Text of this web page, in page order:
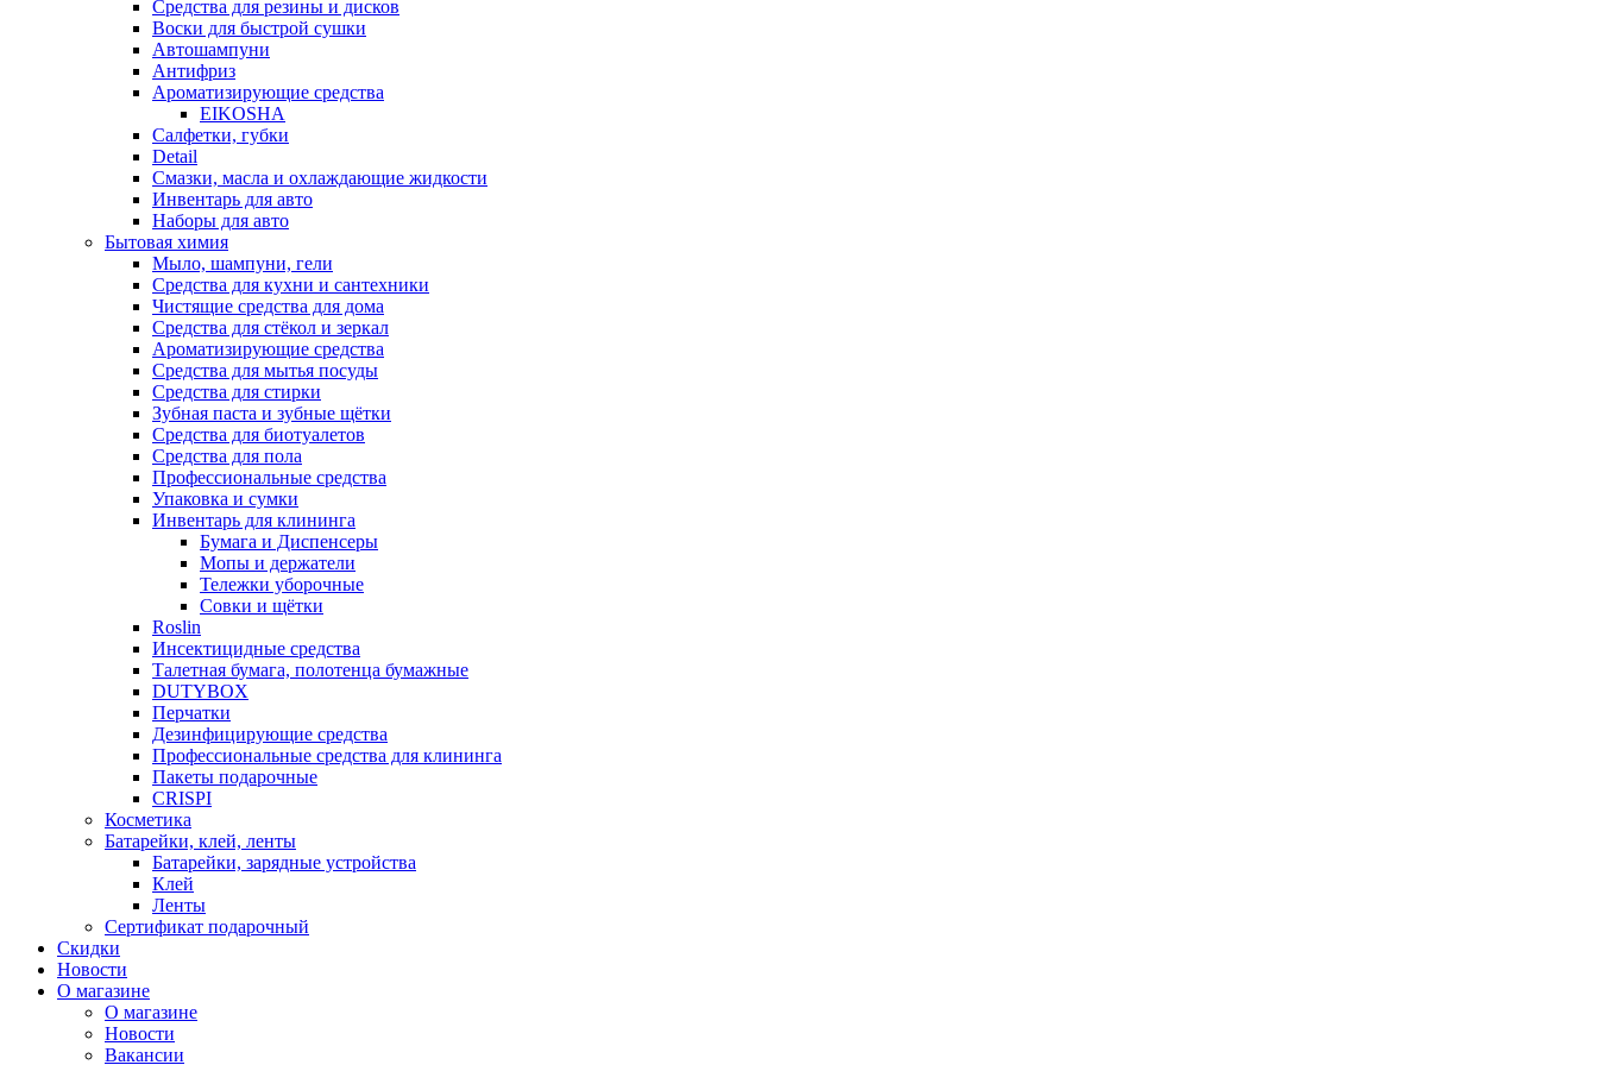
Средства для резины и дисков
Воски для быстрой сушки
Автошампуни
Антифриз
Ароматизирующие средства
EIKOSHA
Салфетки, губки
Detail
Смазки, масла и охлаждающие жидкости
Инвентарь для авто
Наборы для авто
Бытовая химия
Мыло, шампуни, гели
Средства для кухни и сантехники
Чистящие средства для дома
Средства для стёкол и зеркал
Ароматизирующие средства
Средства для мытья посуды
Средства для стирки
Зубная паста и зубные щётки
Средства для биотуалетов
Средства для пола
Профессиональные средства
Упаковка и сумки
Инвентарь для клининга
Бумага и Диспенсеры
Мопы и держатели
Тележки уборочные
Совки и щётки
Roslin
Инсектицидные средства
Талетная бумага, полотенца бумажные
DUTYBOX
Перчатки
Дезинфицирующие средства
Профессиональные средства для клининга
Пакеты подарочные
CRISPI
Косметика
Батарейки, клей, ленты
Батарейки, зарядные устройства
Клей
Ленты
Сертификат подарочный
Скидки
Новости
О магазине
О магазине
Новости
Вакансии